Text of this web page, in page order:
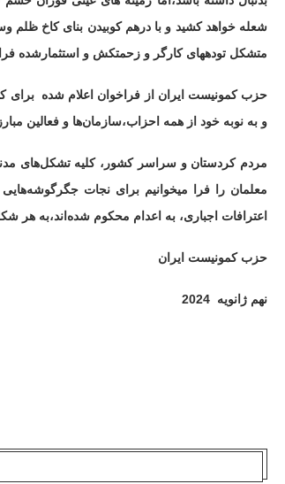
شعله خواهد کشید و با درهم کوبیدن بنای کاخ ظلم
متشکل تودههای کارگر و زحمتکش و استثمارشده
حزب کمونیست ایران از فراخوان اعلام شده برای کارزار علیه
و به نوبه خود از همه احزاب،سازمان‌ها و فعالین
مردم کردستان و سراسر کشور، کلیه تشکل‌های
معلمان را فرا میخوانیم برای نجات
اعترافات اجباری، به اعدام محکوم شده‌اند،به هر
حزب کمونیست ایران
نهم ژانویه 2024